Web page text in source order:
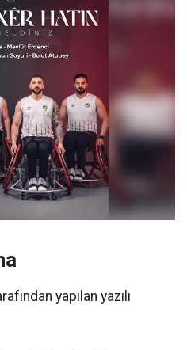
yapılan yazılı